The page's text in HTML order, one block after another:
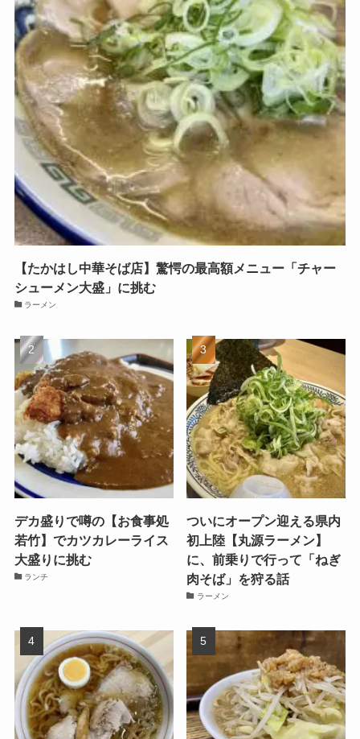
【たかはし中華そば店】驚愕の最高額メニュー「チャー
シューメン大盛」に挑む
ラーメン
デカ盛りで噂の【お食事処
若竹】でカツカレーライス
大盛りに挑む
ランチ
ついにオープン迎える県内
初上陸【丸源ラーメン】
に、前乗りで行って「ねぎ
肉そば」を狩る話
ラーメン